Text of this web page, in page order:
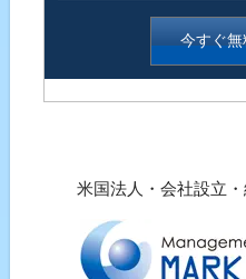
米国法人・会社設立